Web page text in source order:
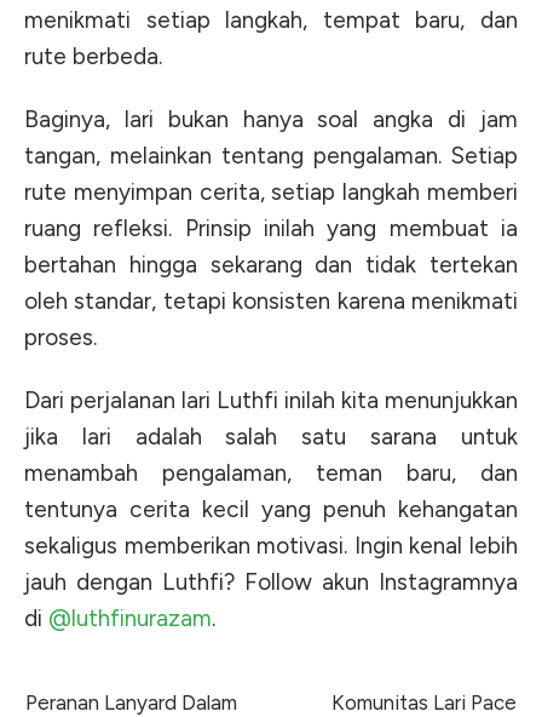
menikmati setiap langkah, tempat baru, dan
rute berbeda.
Baginya, lari bukan hanya soal angka di jam
tangan, melainkan tentang pengalaman. Setiap
rute menyimpan cerita, setiap langkah memberi
ruang refleksi. Prinsip inilah yang membuat ia
bertahan hingga sekarang dan tidak tertekan
oleh standar, tetapi konsisten karena menikmati
proses.
Dari perjalanan lari Luthfi inilah kita menunjukkan
jika lari adalah salah satu sarana untuk
menambah pengalaman, teman baru, dan
tentunya cerita kecil yang penuh kehangatan
sekaligus memberikan motivasi. Ingin kenal lebih
jauh dengan Luthfi? Follow akun Instagramnya
di @luthfinurazam.
Peranan Lanyard Dalam
Komunitas Lari Pace